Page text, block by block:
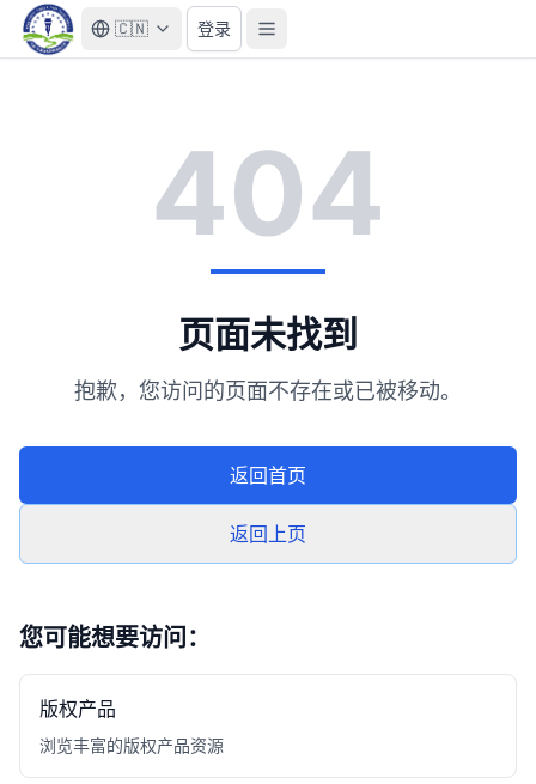
🇨🇳 登录
404
页面未找到
抱歉，您访问的页面不存在或已被移动。
返回首页
返回上页
您可能想要访问：
版权产品
浏览丰富的版权产品资源